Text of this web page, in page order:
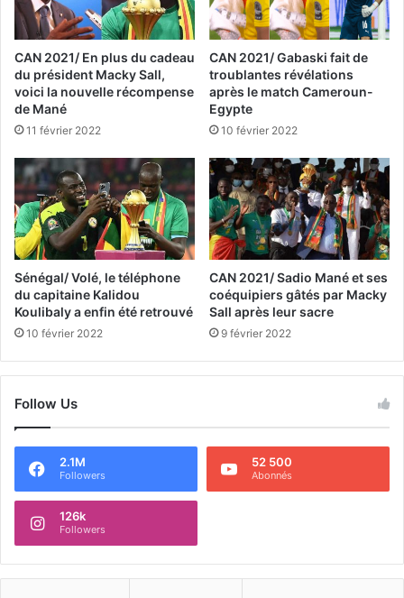
CAN 2021/ En plus du cadeau
du président Macky Sall,
voici la nouvelle récompense
de Mané
11 février 2022
CAN 2021/ Gabaski fait de
troublantes révélations
après le match Cameroun-
Egypte
10 février 2022
Sénégal/ Volé, le téléphone
du capitaine Kalidou
Koulibaly a enfin été retrouvé
10 février 2022
CAN 2021/ Sadio Mané et ses
coéquipiers gâtés par Macky
Sall après leur sacre
9 février 2022
Follow Us
2.1M
Followers
52 500
Abonnés
126k
Followers